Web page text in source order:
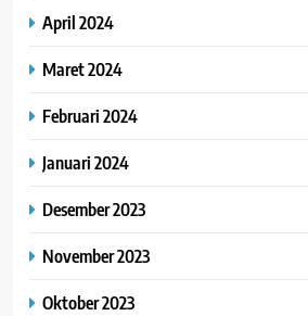
April 2024
Maret 2024
Februari 2024
Januari 2024
Desember 2023
November 2023
Oktober 2023